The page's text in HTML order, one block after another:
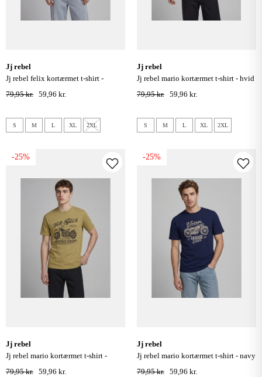
jj rebel
jj rebel felix kortærmet t-shirt -
vintage indigo
79,95 kr. 59,96 kr.
S M L XL 2XL
jj rebel
jj rebel mario kortærmet t-shirt - hvid
79,95 kr. 59,96 kr.
S M L XL 2XL
-25%
jj rebel
jj rebel mario kortærmet t-shirt -
khaki
79,95 kr. 59,96 kr.
-25%
jj rebel
jj rebel mario kortærmet t-shirt - navy
blazer
79,95 kr. 59,96 kr.